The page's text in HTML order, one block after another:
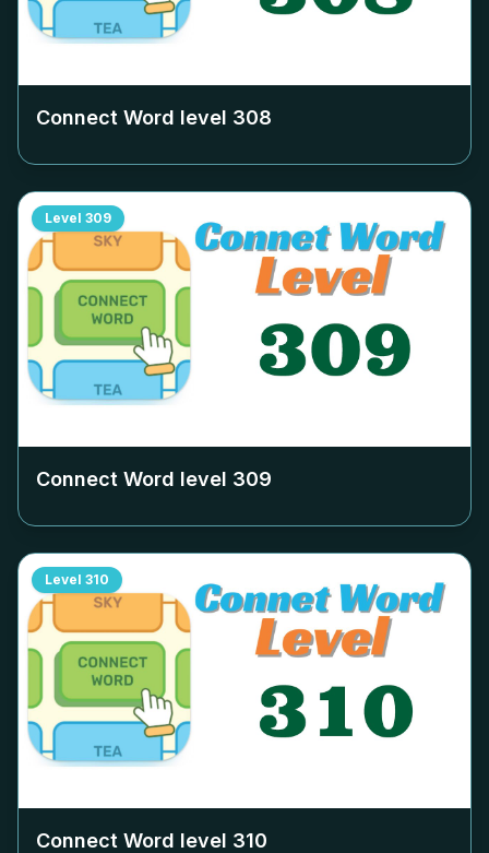
Connect Word level 308
Level 309
Connect Word level 309
Level 310
Connect Word level 310